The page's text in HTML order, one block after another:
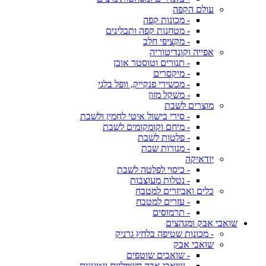
עולם הקפה
- מכונות קפה
- מטחנות קפה ותבלינים
- מקציפי חלב
אפייה וקונדיטוריה
- תנורים וטוסטר אובן
- מיקסרים
- מכשירי פנקייק, וופל בלגי
- משקל מזון
מוצרים לשבת
- סירי בישול איטי לחמין ולשבת
- מיחם וקומקומים לשבת
- פלטות לשבת
- מנורות שבת
יודאיקה
- כיסוי לפלטה לשבת
- נטלות מעוצבות
כלים ואביזרים למטבח
- עזרים למטבח
- תרמוסים
שואבי אבק ומגהצים
- מכונות שטיפה בלחץ גרניק
שואבי אבק
- שואבים שוטפים